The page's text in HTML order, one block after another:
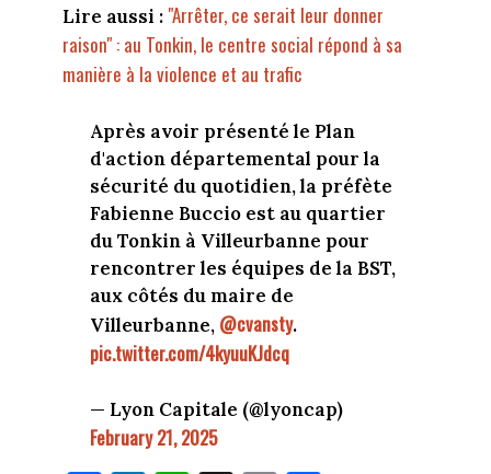
Lire aussi : "Arrêter, ce serait leur donner
raison" : au Tonkin, le centre social répond à sa
manière à la violence et au trafic
Après avoir présenté le Plan
d'action départemental pour la
sécurité du quotidien, la préfète
Fabienne Buccio est au quartier
du Tonkin à Villeurbanne pour
rencontrer les équipes de la BST,
aux côtés du maire de
Villeurbanne, @cvansty.
pic.twitter.com/4kyuuKJdcq
— Lyon Capitale (@lyoncap)
February 21, 2025